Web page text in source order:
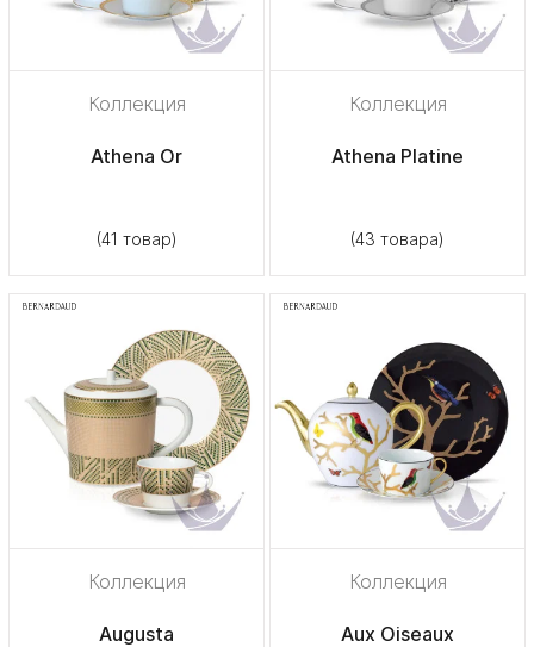
Коллекция
Athena Or
(41 товар)
Коллекция
Athena Platine
(43 товара)
Коллекция
Augusta
Коллекция
Aux Oiseaux